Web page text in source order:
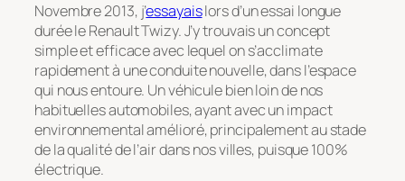
Novembre 2013, j’essayaislors d’un essai longue
durée le Renault Twizy. J’y trouvais un concept
simple et efficace avec lequel on s’acclimate
rapidement à une conduite nouvelle, dans l’espace
qui nous entoure. Un véhicule bien loin de nos
habituelles automobiles, ayant avec un impact
environnemental amélioré, principalement au stade
de la qualité de l’air dans nos villes, puisque 100%
électrique.